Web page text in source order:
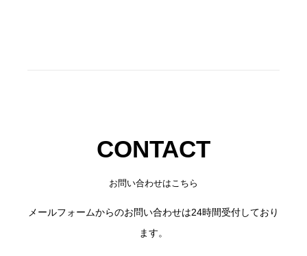
CONTACT
お問い合わせはこちら
メールフォームからのお問い合わせは24時間受付しており
ます。